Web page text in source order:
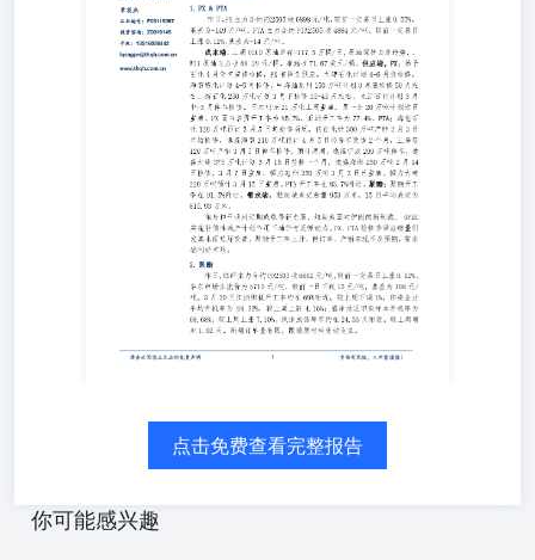
PX主力合约PX2505收6898元/吨，较前一交易日上涨
0.55%，基差为-149元/吨。PTA主力合约PTA2505收4884元/
吨，较前一交易日上涨0.12%,基差为-14元/吨。 成本端，上
周OECD原油库存-117.5万桶/日，原油保持去库趋势，。
WTI原油主力收68.29元/桶，布油收71.67美元/桶。供应
端，PX：扬子石化4月份有重整检修，PX有降负预期，天
津石化计划4-6月份检修，海南炼化计划4-5月检修，中海油
惠州150万吨计划3月底检修50天左右。浙石化250万吨计划3
月下检修35-45天左右，九江石化计划3月中-5月停车检修。
日本出光21万吨上周重启，另一条20万吨计划近日重启。
PX国内装置开工率为85.7%，亚洲开工率为77.4%。PTA：
海伦石化120万吨预计3月5日起检修两周，仪征化纤300万吨
产能3月3日开始检修，逸盛海南210万吨预计4月5日起停车
改造2个月，三房巷120万吨产能3月5日停车检修，预计两
周，逸盛宁波200万吨停车，逸盛大连375万吨计划3月15日
15日重启。PTA开工率在83.7%附近。聚酯：聚酯开工率在
91.5%附近。需求端，轻纺城成交总量953万米，15日平均
期美国对伊朗的新制裁、OPEC实施补偿性减产计划作用下
油价有反弹动力。PX、PTA检修季供应缩量引发基本面边
点击免费查看完整报告
你可能感兴趣